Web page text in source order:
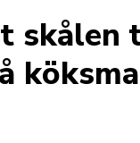
skålen